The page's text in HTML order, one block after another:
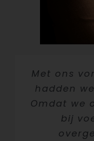
Met ons
hadden
Omdat we
bij